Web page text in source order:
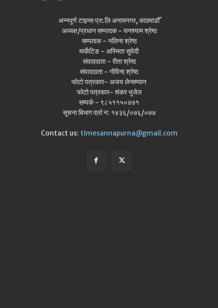
अन्नपूर्ण टाइम्स प्रा.लि अनामनगर, काठमाडौँ
अध्यक्ष/प्रधान सम्पादक - घनश्याम श्रेष्ठ
सम्पादक - नलिना श्रेष्ठ
मार्केटिङ - अस्मिता सुवेदी
संवाददाता - रीता श्रेष्ठ
संवाददाता - गोविन्द श्रेष्ठ
फोटो पत्रकार- अजय लेन्सम्यान
फोटो पत्रकार- शंकर भुजेल
सम्पर्क - ९८५११५०४७१
सूचना बिभाग दर्ता न: १४३६/०७६/०७७
Contact us: timesannapurna@gmail.com